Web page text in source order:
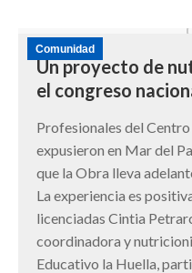
Comunidad
Un proyecto de
el congreso
Profesionales del
expusieron en Mar del
que la Obra lleva
La experiencia es
licenciadas Cintia
coordinadora y
Educativo la Huella,